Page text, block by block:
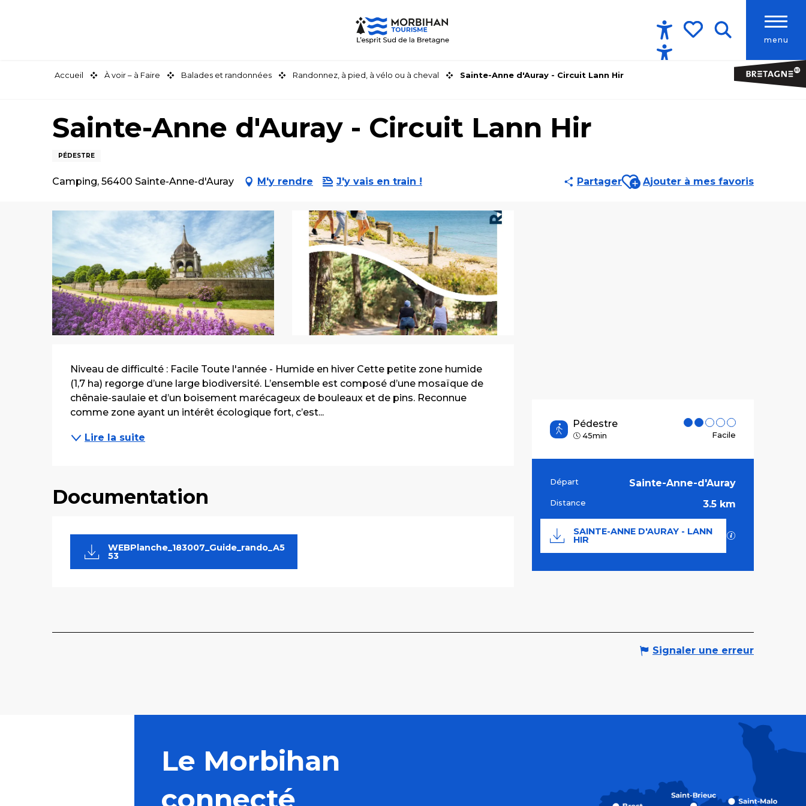
menu
Accessibilité
Accueil À voir – à Faire Balades et randonnées Randonnez, à pied, à vélo ou à cheval Sainte-Anne d'Auray - Circuit Lann Hir
Sainte-Anne d'Auray - Circuit Lann Hir
PÉDESTRE
Camping, 56400 Sainte-Anne-d'Auray M'y rendre J'y vais en train ! PartagerAjouter aux favoris
Ajouter à mes favoris
Pédestre
45min Facile
Informations
Départ Sainte-Anne-d'Auray
Distance 3.5 km
Documentation
SAINTE-ANNE D'AURAY - LANN
HIR
Description
Niveau de difficulté : Facile Toute l'année - Humide en hiver Cette petite zone humide
(1,7 ha) regorge d’une large biodiversité. L’ensemble est composé d’une mosaïque de
chênaie-saulaie et d’un boisement marécageux de bouleaux et de pins. Reconnue
comme zone ayant un intérêt écologique fort, c’est...
Lire la suite
Documentation
WEBPlanche_183007_Guide_rando_A5
53
Signaler une erreur
Le Morbihan